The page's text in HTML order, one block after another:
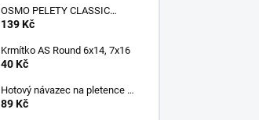
OSMO PELETY CLASSIC
PELLET - SLADKÁ KUKUŘICE
139 Kč
Krmítko AS Round 6x14, 7x16
40 Kč
Hotový návazec na pletence s
trnem vel. 6 - 12. V balení 8
89 Kč